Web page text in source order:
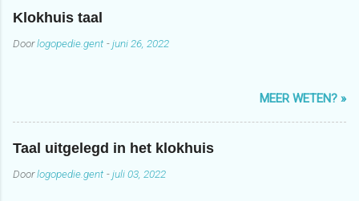
Klokhuis taal
Doorlogopedie.gent -juni 26, 2022
MEER WETEN? »
Taal uitgelegd in het klokhuis
Doorlogopedie.gent -juli 03, 2022